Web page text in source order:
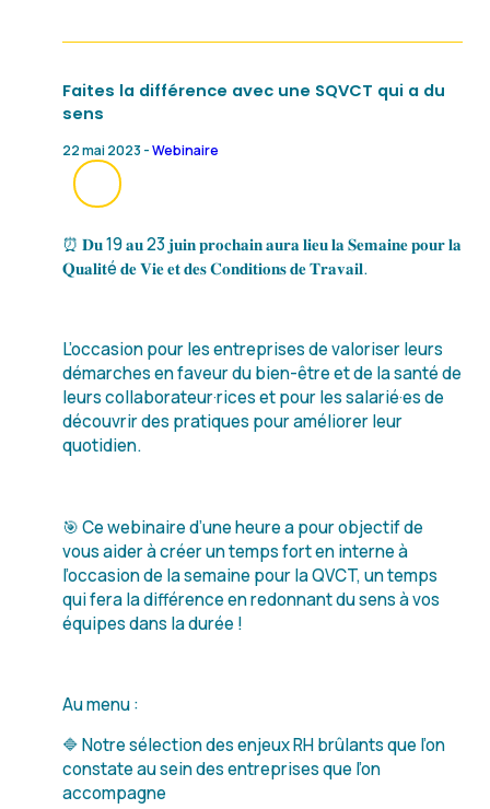
Faites la différence avec une SQVCT qui a du
sens
22 mai 2023 -Webinaire
⏰ 𝐃𝐮 19 𝐚𝐮 23 𝐣𝐮𝐢𝐧 𝐩𝐫𝐨𝐜𝐡𝐚𝐢𝐧 𝐚𝐮𝐫𝐚 𝐥𝐢𝐞𝐮 𝐥𝐚 𝐒𝐞𝐦𝐚𝐢𝐧𝐞 𝐩𝐨𝐮𝐫 𝐥𝐚
𝐐𝐮𝐚𝐥𝐢𝐭é 𝐝𝐞 𝐕𝐢𝐞 𝐞𝐭 𝐝𝐞𝐬 𝐂𝐨𝐧𝐝𝐢𝐭𝐢𝐨𝐧𝐬 𝐝𝐞 𝐓𝐫𝐚𝐯𝐚𝐢𝐥.
L’occasion pour les entreprises de valoriser leurs
démarches en faveur du bien-être et de la santé de
leurs collaborateur·rices et pour les salarié·es de
découvrir des pratiques pour améliorer leur
quotidien.
🎯 Ce webinaire d’une heure a pour objectif de
vous aider à créer un temps fort en interne à
l’occasion de la semaine pour la QVCT, un temps
qui fera la différence en redonnant du sens à vos
équipes dans la durée !
Au menu :
🔷 Notre sélection des enjeux RH brûlants que l’on
constate au sein des entreprises que l’on
accompagne